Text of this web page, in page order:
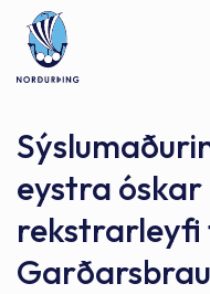
Leita
eystra
rekstrarleyfi